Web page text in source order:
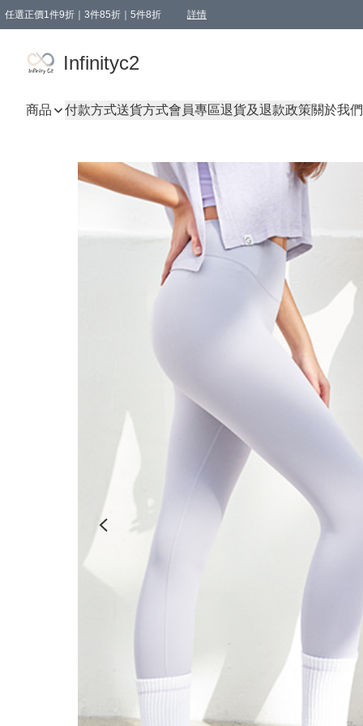
任選正價1件9折｜3件85折｜5件8折 詳情
Infinityc2
商品 付款方式送貨方式會員專區退貨及退款政策關於我們